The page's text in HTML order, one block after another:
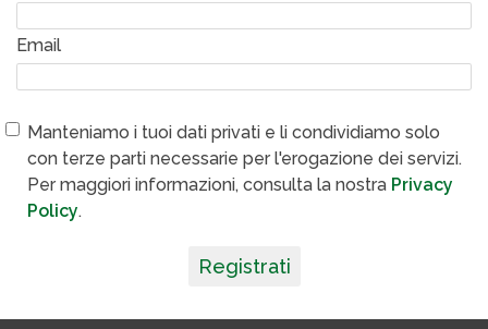
Email
Manteniamo i tuoi dati privati e li condividiamo solo
con terze parti necessarie per l'erogazione dei servizi.
Per maggiori informazioni, consulta la nostra Privacy
Policy.
Registrati